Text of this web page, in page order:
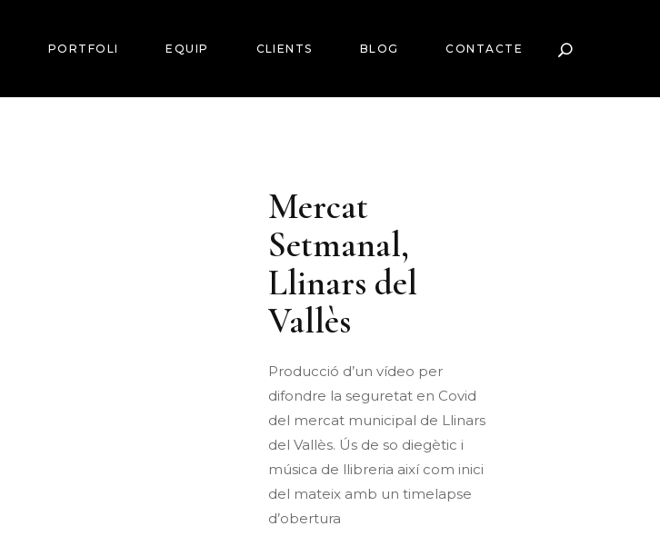
PORTFOLI EQUIP CLIENTS BLOG CONTACTE
Mercat
Setmanal,
Llinars del
Vallès
Producció d’un vídeo per
difondre la seguretat en Covid
del mercat municipal de Llinars
del Vallès. Ús de so diegètic i
música de llibreria així com inici
del mateix amb un timelapse
d’obertura